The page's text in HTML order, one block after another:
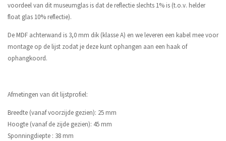
voordeel van dit museumglas is dat de reflectie slechts 1% is (t.o.v. helder
float glas 10% reflectie).
De MDF achterwand is 3,0 mm dik (klasse A) en we leveren een kabel mee voor
montage op de lijst zodat je deze kunt ophangen aan een haak of
ophangkoord.
Afmetingen van dit lijstprofiel:
Breedte (vanaf voorzijde gezien): 25 mm
Hoogte (vanaf de zijde gezien): 45 mm
Sponningdiepte : 38 mm